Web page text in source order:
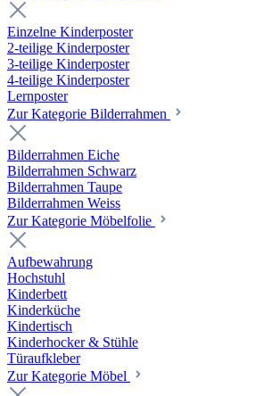
Einzelne Kinderposter
2-teilige Kinderposter
3-teilige Kinderposter
4-teilige Kinderposter
Lernposter
Zur Kategorie Bilderrahmen
Bilderrahmen Eiche
Bilderrahmen Schwarz
Bilderrahmen Taupe
Bilderrahmen Weiss
Zur Kategorie Möbelfolie
Aufbewahrung
Hochstuhl
Kinderbett
Kinderküche
Kindertisch
Kinderhocker & Stühle
Türaufkleber
Zur Kategorie Möbel